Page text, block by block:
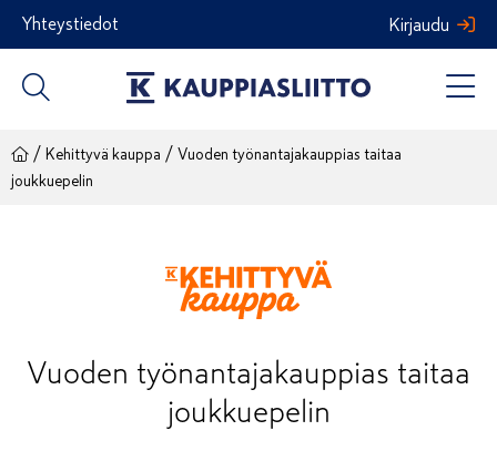
Siirry
sisältöön
Yhteystiedot Kirjaudu
/ Kehittyvä kauppa / Vuoden työnantajakauppias taitaa
joukkuepelin
Vuoden työnantajakauppias taitaa
joukkuepelin